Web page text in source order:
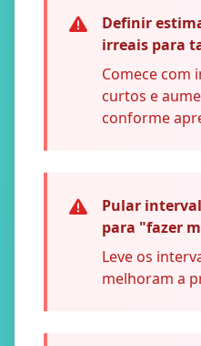
Definir
irreais para
Comece com
curtos e
conforme
Pular
para "fazer
Leve os
melhoram a